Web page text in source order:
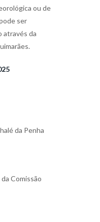
ou de
ser
através da
da Penha
Comissão